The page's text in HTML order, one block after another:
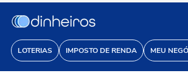
LOTERIAS IMPOSTO DE RENDA MEU